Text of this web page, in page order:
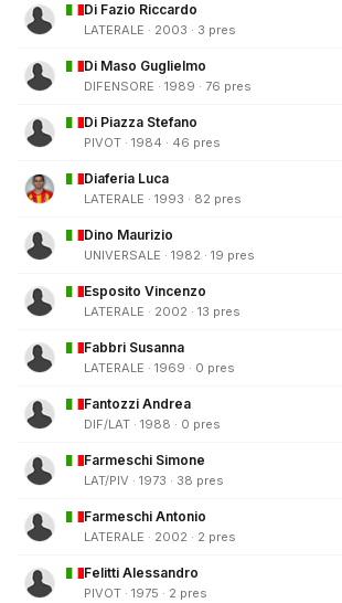
Di Fazio Riccardo
LATERALE · 2003 · 3 pres
Di Maso Guglielmo
DIFENSORE · 1989 · 76 pres
Di Piazza Stefano
PIVOT · 1984 · 46 pres
Diaferia Luca
LATERALE · 1993 · 82 pres
Dino Maurizio
UNIVERSALE · 1982 · 19 pres
Esposito Vincenzo
LATERALE · 2002 · 13 pres
Fabbri Susanna
LATERALE · 1969 · 0 pres
Fantozzi Andrea
DIF/LAT · 1988 · 0 pres
Farmeschi Simone
LAT/PIV · 1973 · 38 pres
Farmeschi Antonio
LATERALE · 2002 · 2 pres
Felitti Alessandro
PIVOT · 1975 · 2 pres